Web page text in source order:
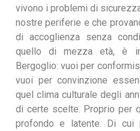
vivono i problemi di
nostre periferie e che
di accoglienza senza
quello di mezza età, è
Bergoglio: vuoi per
vuoi per convinzione
quel clima culturale degli
di certe scelte. Proprio per
profondo e latente. Di cui